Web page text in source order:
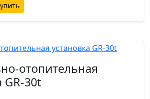
отопительная
GR-30t